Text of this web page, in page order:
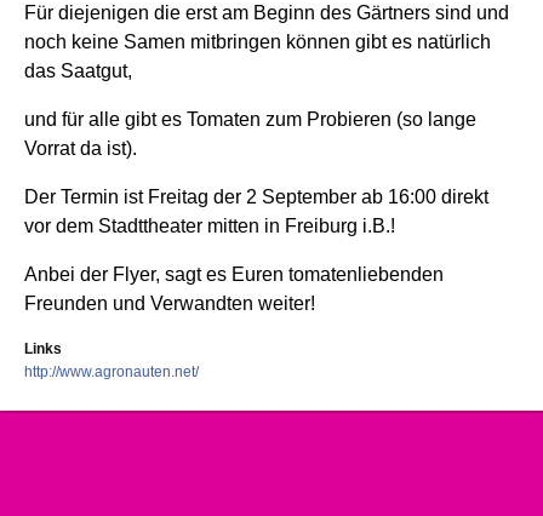
Für diejenigen die erst am Beginn des Gärtners sind und
noch keine Samen mitbringen können gibt es natürlich
das Saatgut,
und für alle gibt es Tomaten zum Probieren (so lange
Vorrat da ist).
Der Termin ist Freitag der 2 September ab 16:00 direkt
vor dem Stadttheater mitten in Freiburg i.B.!
Anbei der Flyer, sagt es Euren tomatenliebenden
Freunden und Verwandten weiter!
Links
http://www.agronauten.net/